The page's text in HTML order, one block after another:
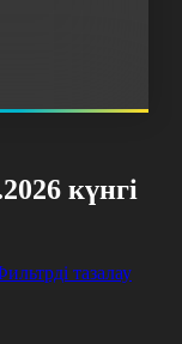
күнгі
тазалау